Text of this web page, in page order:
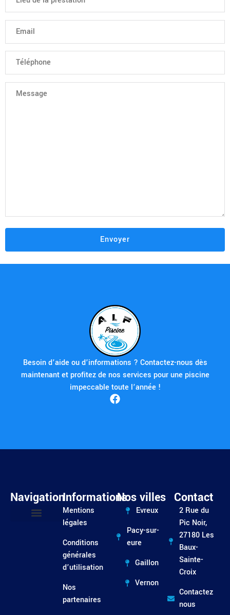
Besoin d’aide ou d’informations ? Contactez-nous dès
maintenant et profitez de nos services pour une piscine
impeccable toute l’année !
NavigationInformations
Mentions
légales
Conditions
générales
d’utilisation
Nos
partenaires
Nos villes
Evreux
Pacy-sur-
eure
Gaillon
Vernon
Contact
2 Rue du
Pic Noir,
27180 Les
Baux-
Sainte-
Croix
Contactez
nous